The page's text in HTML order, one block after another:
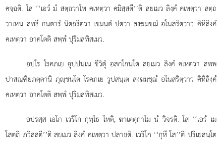
คจฺฉติ. โส ‘‘เอวํ มํ สตฺถวาโห คเหตฺวา คมิสฺสตี’’ติ สยเมว ลิงฺคํ คเหตฺวา สตฺถ
วาเหน สทฺธึ กนฺตารํ นิตฺถริตฺวา เขมนฺตํ ปตฺวา สงฺฆมชฺฌํ อโนสริตฺวาว คิหิลิงฺคํ
คเหตฺวา อาคโตติ สพฺพํ ปุริมสทิสเมว.
อปโรโรคภเย อุปฺปนฺเน ชีวิตุํ อสกฺโกนฺโต สยเมว ลิงฺคํ คเหตฺวา สพฺพ
ปาสณฺฑิยภตฺตานิ ภุฺชนฺโต โรคภเย วูปสนฺเต สงฺฆมชฺฌํ อโนสริตฺวาว คิหิลิงฺคํ
คเหตฺวา อาคโตติ สพฺพํ ปุริมสทิสเมว.
อปรสฺส เอโก เวริโก กุทฺโธ โหติ, ฆาเตตุกาโม นํ วิจรติ. โส ‘‘เอวํ เม
โสตฺถิ ภวิสฺสตี’’ติ สยเมว ลิงฺคํ คเหตฺวา ปลายติ. เวริโก ‘‘กุหึ โส’’ติ ปริเยสนฺโต